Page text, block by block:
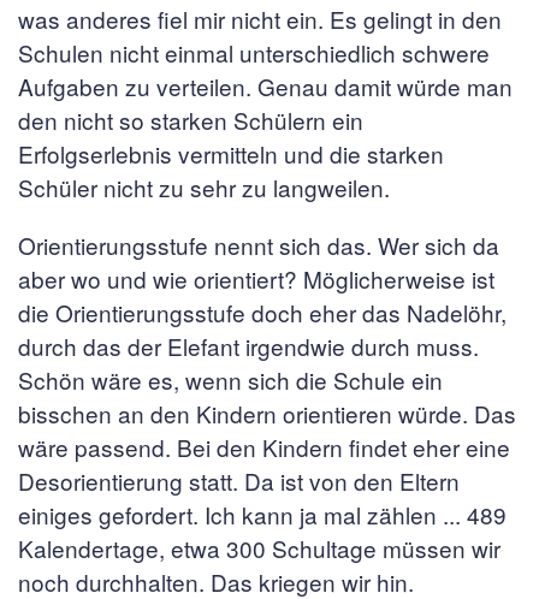
was anderes fiel mir nicht ein. Es gelingt in den
Schulen nicht einmal unterschiedlich schwere
Aufgaben zu verteilen. Genau damit würde man
den nicht so starken Schülern ein
Erfolgserlebnis vermitteln und die starken
Schüler nicht zu sehr zu langweilen.
Orientierungsstufe nennt sich das. Wer sich da
aber wo und wie orientiert? Möglicherweise ist
die Orientierungsstufe doch eher das Nadelöhr,
durch das der Elefant irgendwie durch muss.
Schön wäre es, wenn sich die Schule ein
bisschen an den Kindern orientieren würde. Das
wäre passend. Bei den Kindern findet eher eine
Desorientierung statt. Da ist von den Eltern
einiges gefordert. Ich kann ja mal zählen ... 489
Kalendertage, etwa 300 Schultage müssen wir
noch durchhalten. Das kriegen wir hin.